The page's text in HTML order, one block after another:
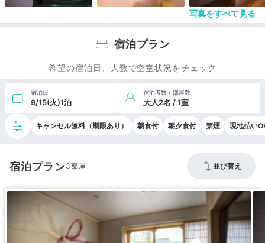
写真をすべて見る
宿泊プラン
希望の宿泊日、人数で空室状況をチェック
宿泊日
9/15(火)1泊
宿泊者数 / 部屋数
大人2名 / 1室
キャンセル無料（期限あり） 朝食付 朝夕食付 禁煙 現地払い
宿泊プラン3 並び替え